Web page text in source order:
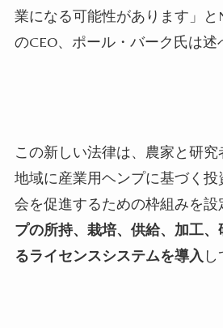
業になる可能性があります」と
のCEO、ポール・バーク氏は述
この新しい法律は、農家と研
地域に産業用ヘンプに基づく
会を促進するための枠組みを設
プの所持、栽培、供給、加工
るライセンスシステムを導入 し